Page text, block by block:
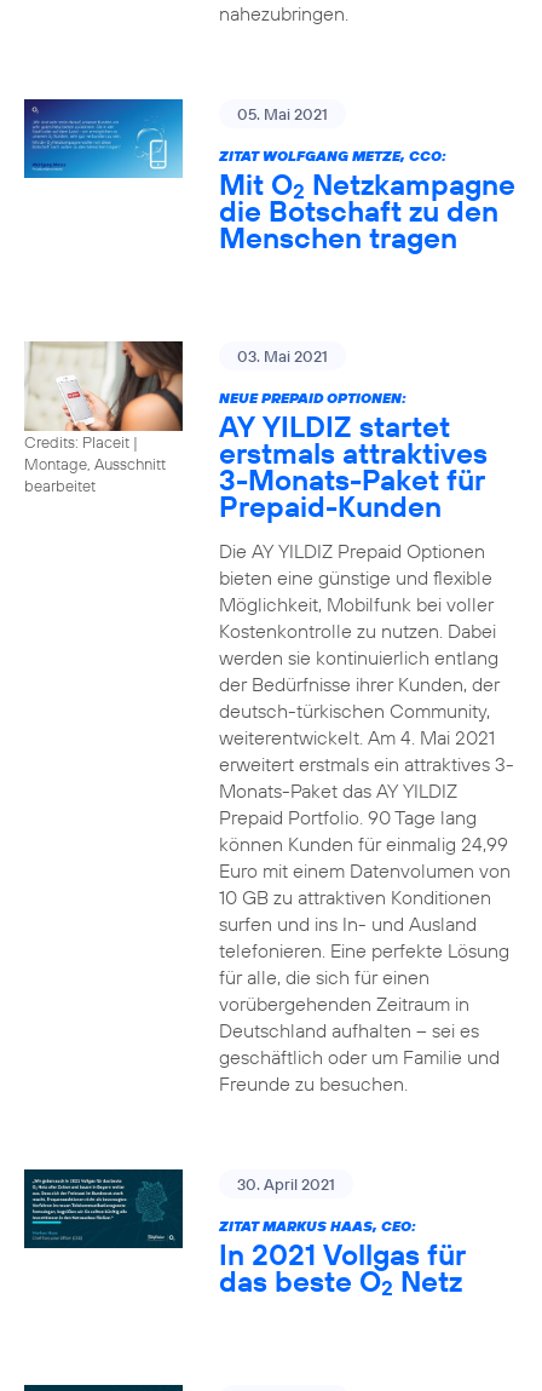
nahezubringen.
05. Mai 2021
ZITAT WOLFGANG METZE, CCO:
Mit O2 Netzkampagne
die Botschaft zu den
Menschen tragen
Credits: Placeit |
Montage, Ausschnitt
bearbeitet
03. Mai 2021
NEUE PREPAID OPTIONEN:
AY YILDIZ startet
erstmals attraktives
3-Monats-Paket für
Prepaid-Kunden
Die AY YILDIZ Prepaid Optionen
bieten eine günstige und flexible
Möglichkeit, Mobilfunk bei voller
Kostenkontrolle zu nutzen. Dabei
werden sie kontinuierlich entlang
der Bedürfnisse ihrer Kunden, der
deutsch-türkischen Community,
weiterentwickelt. Am 4. Mai 2021
erweitert erstmals ein attraktives 3-
Monats-Paket das AY YILDIZ
Prepaid Portfolio. 90 Tage lang
können Kunden für einmalig 24,99
Euro mit einem Datenvolumen von
10 GB zu attraktiven Konditionen
surfen und ins In- und Ausland
telefonieren. Eine perfekte Lösung
für alle, die sich für einen
vorübergehenden Zeitraum in
Deutschland aufhalten – sei es
geschäftlich oder um Familie und
Freunde zu besuchen.
30. April 2021
ZITAT MARKUS HAAS, CEO:
In 2021 Vollgas für
das beste O2 Netz